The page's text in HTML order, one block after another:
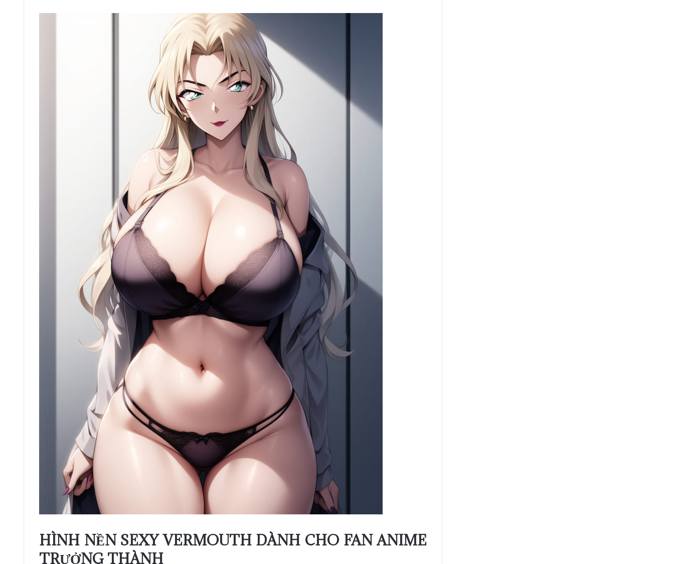
HÌNH NỀN SEXY VERMOUTH DÀNH CHO FAN ANIME
TRƯỞNG THÀNH